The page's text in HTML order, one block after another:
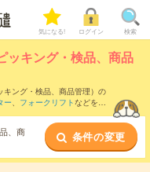
気になる! ログイン 検索
ッキング・検品、商品
ング・検品、商品管理）の
ー、 フォークリフトなどを取
け・ピッキング・検品、商品
、商
条件の変更